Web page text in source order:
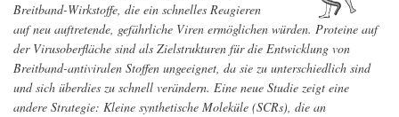
Breitband-Wirkstoffe, die ein schnelles Reagieren
auf neu auftretende, gefährliche Viren ermöglichen würden. Proteine auf
der Virusoberfläche sind als Zielstrukturen für die Entwicklung von
Breitband-antiviralen Stoffen ungeeignet, da sie zu unterschiedlich sind
und sich überdies zu schnell verändern. Eine neue Studie zeigt eine
andere Strategie: Kleine synthetische Moleküle (SCRs), die an